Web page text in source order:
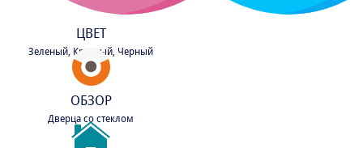
ЦВЕТ
Зеленый, Красный, Черный
ОБЗОР
Дверца со стеклом